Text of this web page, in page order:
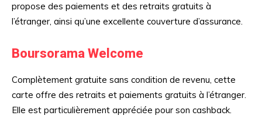
propose des paiements et des retraits gratuits à
l’étranger, ainsi qu’une excellente couverture d’assurance.
Boursorama Welcome
Complètement gratuite sans condition de revenu, cette
carte offre des retraits et paiements gratuits à l’étranger.
Elle est particulièrement appréciée pour son cashback.